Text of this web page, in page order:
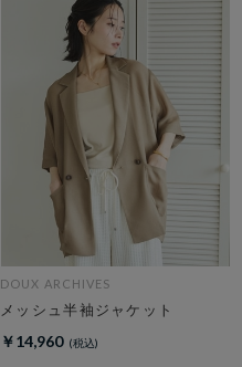
DOUX ARCHIVES
メッシュ半袖ジャケット
￥14,960